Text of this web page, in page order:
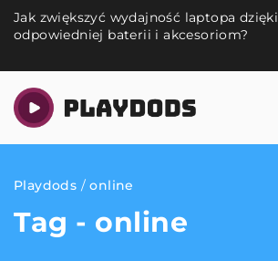
Jak zwiększyć wydajność laptopa dzięki
odpowiedniej baterii i akcesoriom?
Playdods /online
Tag - online